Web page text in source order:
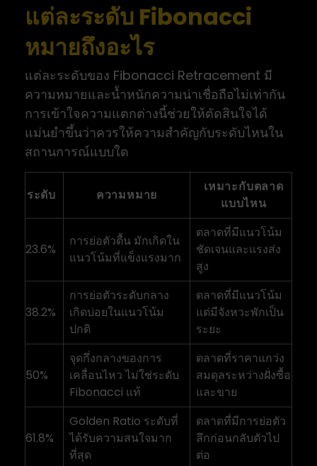
แต่ละระดับ Fibonacci
หมายถึงอะไร
แต่ละระดับของ Fibonacci Retracement มี
ความหมายและน้ำหนักความน่าเชื่อถือไม่เท่ากัน
การเข้าใจความแตกต่างนี้ช่วยให้ตัดสินใจได้
แม่นยำขึ้นว่าควรให้ความสำคัญกับระดับไหนใน
สถานการณ์แบบใด
ระดับ ความหมาย
เหมาะกับตลาด
แบบไหน
23.6%
การย่อตัวตื้น มักเกิดใน
แนวโน้มที่แข็งแรงมาก
ตลาดที่มีแนวโน้ม
ชัดเจนและแรงส่ง
สูง
38.2%
การย่อตัวระดับกลาง
เกิดบ่อยในแนวโน้ม
ปกติ
ตลาดที่มีแนวโน้ม
แต่มีจังหวะพักเป็น
ระยะ
50%
จุดกึ่งกลางของการ
เคลื่อนไหว ไม่ใช่ระดับ
Fibonacci แท้
ตลาดที่ราคาแกว่ง
สมดุลระหว่างฝั่งซื้อ
และขาย
61.8%
Golden Ratio ระดับที่
ได้รับความสนใจมาก
ที่สุด
ตลาดที่มีการย่อตัว
ลึกก่อนกลับตัวไป
ต่อ